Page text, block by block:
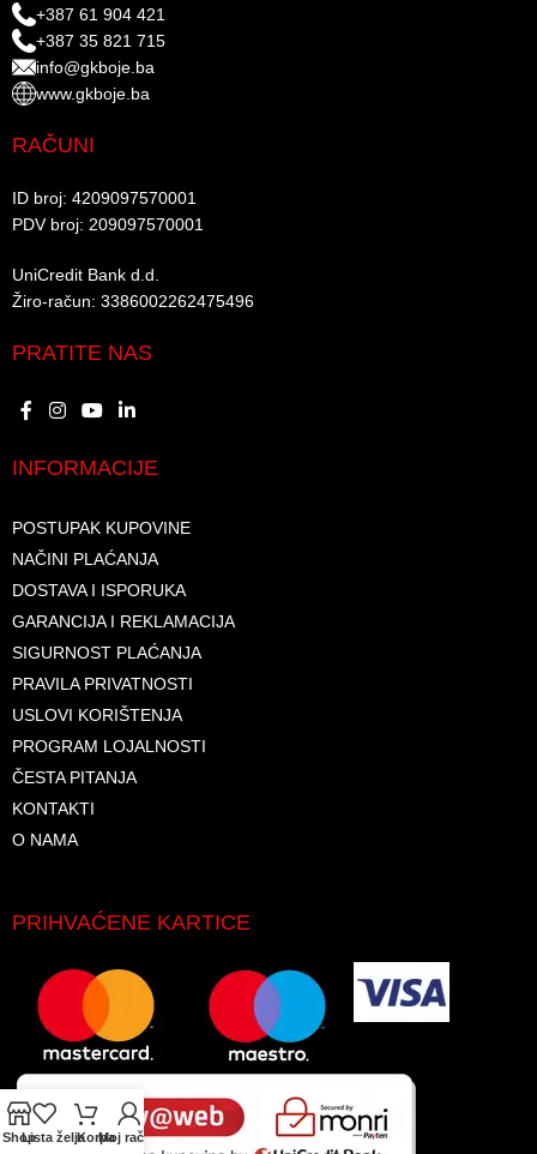
+387 61 904 421
+387 35 821 715
info@gkboje.ba
www.gkboje.ba
RAČUNI
ID broj: 4209097570001​
PDV broj: 209097570001 ​
UniCredit Bank d.d.​
Žiro-račun: 3386002262475496​​
PRATITE NAS
INFORMACIJE
POSTUPAK KUPOVINE
NAČINI PLAĆANJA
DOSTAVA I ISPORUKA
GARANCIJA I REKLAMACIJA
SIGURNOST PLAĆANJA
PRAVILA PRIVATNOSTI
USLOVI KORIŠTENJA
PROGRAM LOJALNOSTI
ČESTA PITANJA
KONTAKTI
O NAMA
PRIHVAĆENE KARTICE
ShopLista željaKorpaMoj račun